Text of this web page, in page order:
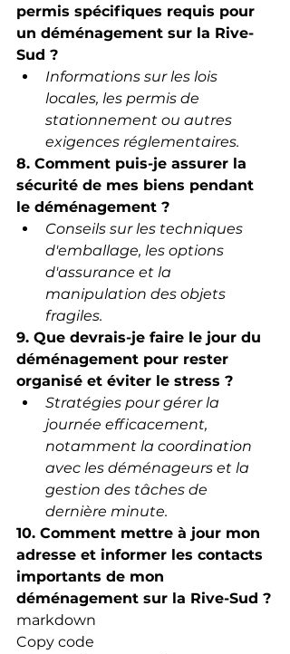
permis spécifiques requis pour
un déménagement sur la Rive-
Sud ?
Informations sur les lois
locales, les permis de
stationnement ou autres
exigences réglementaires.
8. Comment puis-je assurer la
sécurité de mes biens pendant
le déménagement ?
Conseils sur les techniques
d'emballage, les options
d'assurance et la
manipulation des objets
fragiles.
9. Que devrais-je faire le jour du
déménagement pour rester
organisé et éviter le stress ?
Stratégies pour gérer la
journée efficacement,
notamment la coordination
avec les déménageurs et la
gestion des tâches de
dernière minute.
10. Comment mettre à jour mon
adresse et informer les contacts
importants de mon
déménagement sur la Rive-Sud ?
markdown
Copy code